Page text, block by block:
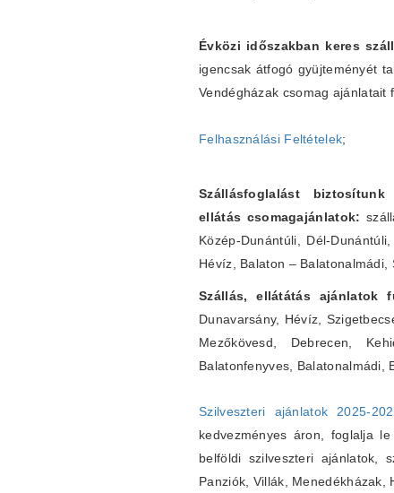
Évközi időszakban keres
igencsak átfogó gyüjteményét
Vendégházak csomag ajánlatait
Felhasználási Feltételek;
Szállásfoglalást
ellátás csomagajánlatok:
Közép-Dunántúli, Dél-
Hévíz, Balaton – Balatonalmádi,
Szállás, ellátátás ajánlatok
Dunavarsány, Hévíz,
Mezőkövesd, Debrecen,
Balatonfenyves, Balatonalmádi,
Szilveszteri ajánlatok 2025-
kedvezményes áron, foglalja
belföldi szilveszteri ajánlatok,
Panziók, Villák, Menedékházak,